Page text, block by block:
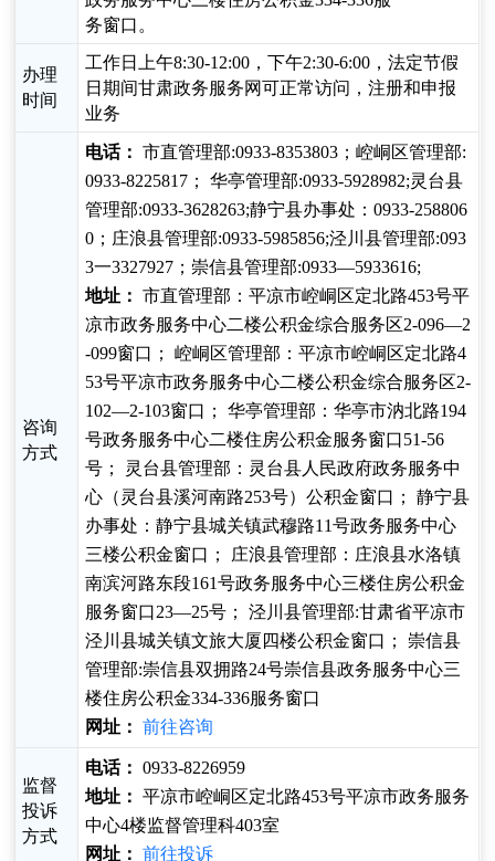
务窗口。
办理
时间
工作日上午8:30-12:00，下午2:30-6:00，法定节假
日期间甘肃政务服务网可正常访问，注册和申报
业务
咨询
方式
电话： 市直管理部:0933-8353803；崆峒区管理部:
0933-8225817； 华亭管理部:0933-5928982;灵台县
管理部:0933-3628263;静宁县办事处：0933-258806
0；庄浪县管理部:0933-5985856;泾川县管理部:093
3一3327927；崇信县管理部:0933—5933616;
地址： 市直管理部：平凉市崆峒区定北路453号平
凉市政务服务中心二楼公积金综合服务区2-096—2
-099窗口； 崆峒区管理部：平凉市崆峒区定北路4
53号平凉市政务服务中心二楼公积金综合服务区2-
102—2-103窗口； 华亭管理部：华亭市汭北路194
号政务服务中心二楼住房公积金服务窗口51-56
号； 灵台县管理部：灵台县人民政府政务服务中
心（灵台县溪河南路253号）公积金窗口； 静宁县
办事处：静宁县城关镇武穆路11号政务服务中心
三楼公积金窗口； 庄浪县管理部：庄浪县水洛镇
南滨河路东段161号政务服务中心三楼住房公积金
服务窗口23—25号； 泾川县管理部:甘肃省平凉市
泾川县城关镇文旅大厦四楼公积金窗口； 崇信县
管理部:崇信县双拥路24号崇信县政务服务中心三
楼住房公积金334-336服务窗口
网址： 前往咨询
监督
投诉
方式
电话： 0933-8226959
地址： 平凉市崆峒区定北路453号平凉市政务服务
中心4楼监督管理科403室
网址： 前往投诉